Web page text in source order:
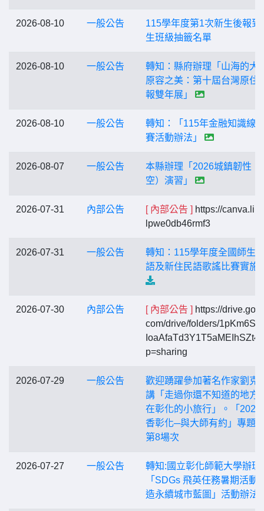
2026-08-10 一般公告
115學年度第1次新生後報到
生班級抽籤名單
2026-08-10 一般公告
轉知：縣府辦理「山海的大
原容之美：第十屆台灣原住
報雙年展」
2026-08-10 一般公告
轉知：「115年金融知識線
賽活動辦法」
2026-08-07 一般公告
本縣辦理「2026城鎮韌性（
空）演習」
2026-07-31 內部公告 [ 內部公告 ] https://
lpwe0db46rmf3
2026-07-31 一般公告
轉知：115學年度全國師生
語及新住民語歌謠比賽實施
2026-07-30 內部公告 [ 內部公告 ] https://
com/drive/folders/
p=sharing
2026-07-29 一般公告
歡迎踴躍參加著名作家劉克
講「走過你還不知道的地
在彰化的小旅行」。「2026
香彰化─與大師有約」專題
第8場次
2026-07-27 一般公告
轉知:國立彰化師範大學辦理
「SDGs 飛英任務暑期活動-
造永續城市藍圖」活動辦法